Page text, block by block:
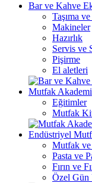
Bar ve Kahve
Taşıma
Makineler
Hazırlık
Servis ve
Pişirme
El aletleri
Mutfak Akademi
Eğitimler
Mutfak
Endüstriyel
Mutfak ve
Pasta ve
Fırın ve
Özel Gün